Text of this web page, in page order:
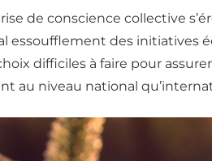
de conscience collective
essoufflement des initiatives
difficiles à faire pour
au niveau national